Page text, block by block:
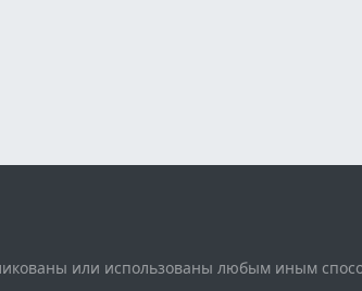
или использованы любым иным